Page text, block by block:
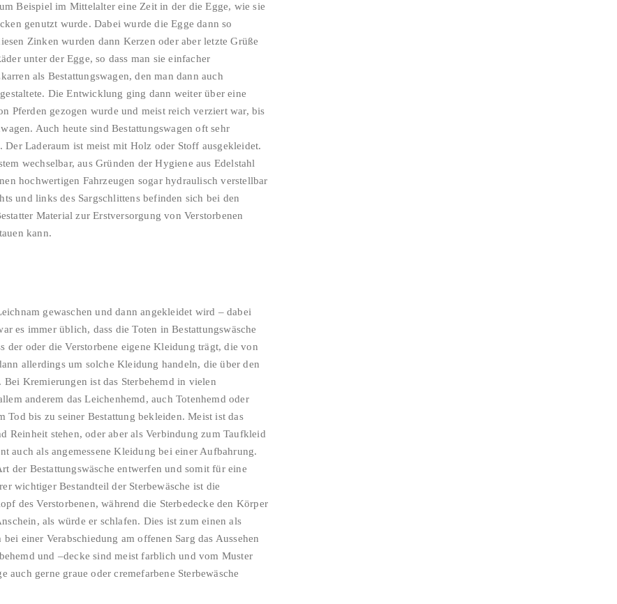
Beispiel im Mittelalter eine Zeit in der die Egge, wie sie
genutzt wurde. Dabei wurde die Egge dann so
Zinken wurden dann Kerzen oder aber letzte Grüße
unter der Egge, so dass man sie einfacher
als Bestattungswagen, den man dann auch
Die Entwicklung ging dann weiter über eine
Pferden gezogen wurde und meist reich verziert war, bis
Auch heute sind Bestattungswagen oft sehr
Laderaum ist meist mit Holz oder Stoff ausgekleidet.
wechselbar, aus Gründen der Hygiene aus Edelstahl
hochwertigen Fahrzeugen sogar hydraulisch verstellbar
und links des Sargschlittens befinden sich bei den
Material zur Erstversorgung von Verstorbenen
kann.
gewaschen und dann angekleidet wird – dabei
es immer üblich, dass die Toten in Bestattungswäsche
der oder die Verstorbene eigene Kleidung trägt, die von
allerdings um solche Kleidung handeln, die über den
Kremierungen ist das Sterbehemd in vielen
anderem das Leichenhemd, auch Totenhemd oder
Tod bis zu seiner Bestattung bekleiden. Meist ist das
Reinheit stehen, oder aber als Verbindung zum Taufkleid
auch als angemessene Kleidung bei einer Aufbahrung.
der Bestattungswäsche entwerfen und somit für eine
wichtiger Bestandteil der Sterbewäsche ist die
des Verstorbenen, während die Sterbedecke den Körper
als würde er schlafen. Dies ist zum einen als
einer Verabschiedung am offenen Sarg das Aussehen
und –decke sind meist farblich und vom Muster
gerne graue oder cremefarbene Sterbewäsche